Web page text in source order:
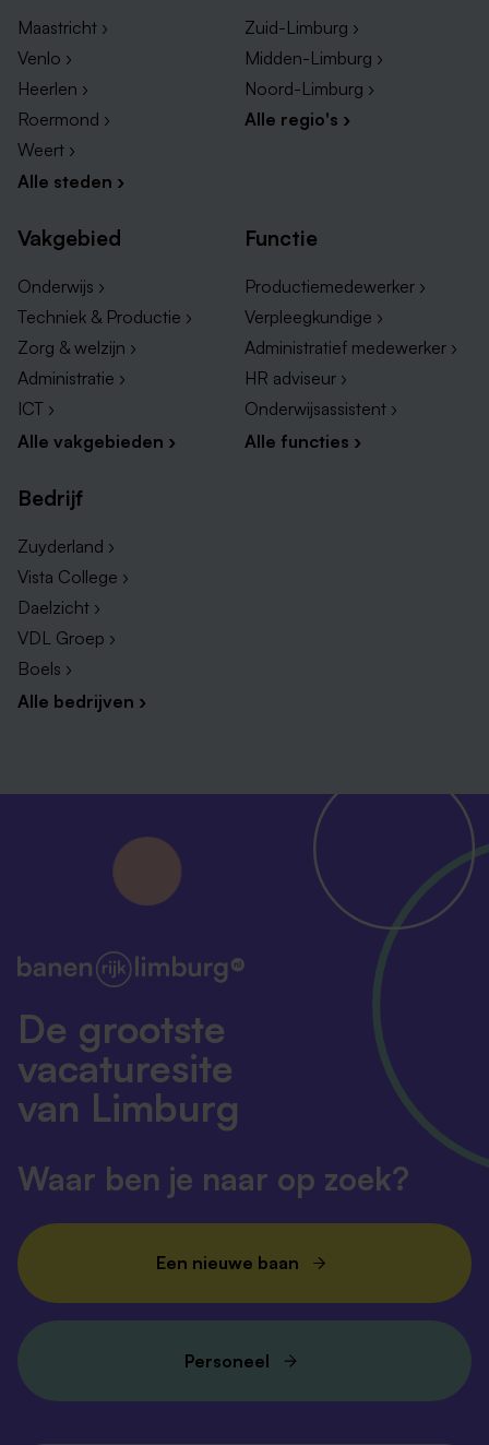
Maastricht ›
Venlo ›
Heerlen ›
Roermond ›
Weert ›
Alle steden ›
Zuid-Limburg ›
Midden-Limburg ›
Noord-Limburg ›
Alle regio's ›
Vakgebied
Onderwijs ›
Techniek & Productie ›
Zorg & welzijn ›
Administratie ›
ICT ›
Alle vakgebieden ›
Functie
Productiemedewerker ›
Verpleegkundige ›
Administratief medewerker ›
HR adviseur ›
Onderwijsassistent ›
Alle functies ›
Bedrijf
Zuyderland ›
Vista College ›
Daelzicht ›
VDL Groep ›
Boels ›
Alle bedrijven ›
De grootste
vacaturesite
van Limburg
Waar ben je naar op zoek?
Een nieuwe baan
Personeel